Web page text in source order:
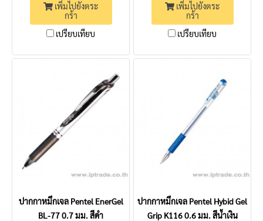
เพิ่มไปยังตระ
กร้า
เปรียบเทียบ
เพิ่มไปยังตระ
กร้า
เปรียบเทียบ
ปากกาหมึกเจล Pentel EnerGel
BL-77 0.7 มม. สีดำ
ปากกาหมึกเจล Pentel Hybid Gel
Grip K116 0.6 มม. สีน้ำเงิน